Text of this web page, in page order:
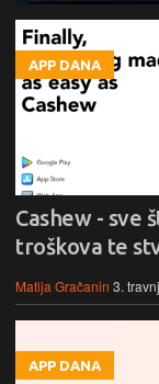
APP DANA
Cashew - sve
troškova te
Matija Gračanin 3.
APP DANA